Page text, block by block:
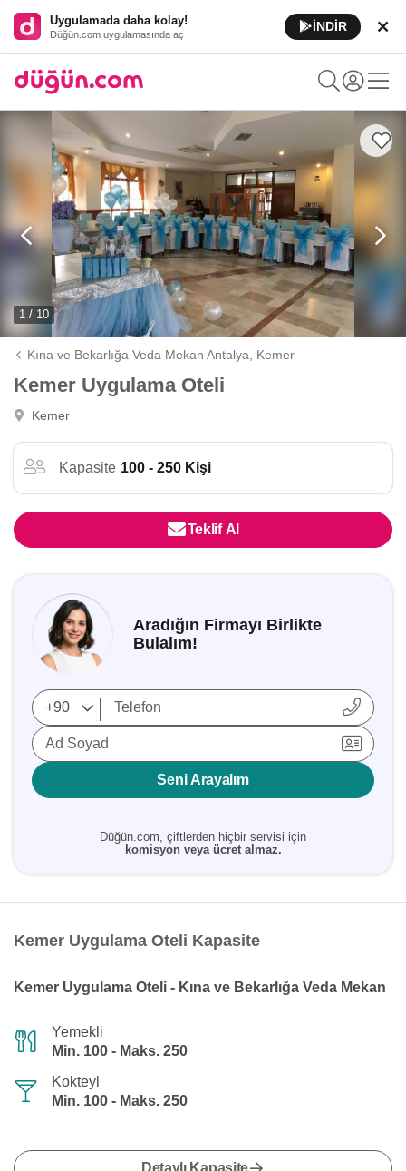
Uygulamada daha kolay!
Düğün.com uygulamasında aç
İNDİR
1 / 10
Kına ve Bekarlığa Veda Mekan Antalya, Kemer
Kemer Uygulama Oteli
Kemer
Kapasite 100 - 250 Kişi
Teklif Al
Aradığın Firmayı Birlikte
Bulalım!
Ad Soyad
Seni Arayalım
Düğün.com, çiftlerden hiçbir servisi için
komisyon veya ücret almaz.
Kemer Uygulama Oteli Kapasite
Kemer Uygulama Oteli - Kına ve Bekarlığa Veda Mekan
Yemekli
Min. 100 - Maks. 250
Kokteyl
Min. 100 - Maks. 250
Detaylı Kapasite